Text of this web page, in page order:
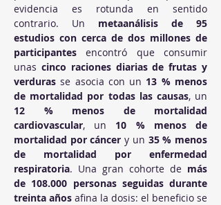
evidencia es rotunda en sentido
contrario. Un metaanálisis de 95
estudios con cerca de dos millones de
participantes encontró que consumir
unas cinco raciones diarias de frutas y
verduras se asocia con un 13 % menos
de mortalidad por todas las causas
12 % menos de mortalidad
cardiovascular, un 10 % menos de
mortalidad por cáncer y un 35 % menos
de mortalidad por enfermedad
respiratoria. Una gran cohorte de más
de 108.000 personas seguidas durante
treinta años afina la dosis: el beneficio se